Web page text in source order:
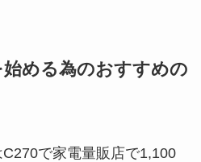
始める為のおすすめの
で家電量販店で1,100